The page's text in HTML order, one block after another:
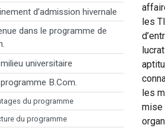
d’admission hivernale
dans le programme de
universitaire
B.Com.
du programme
du programme
les
les
mise